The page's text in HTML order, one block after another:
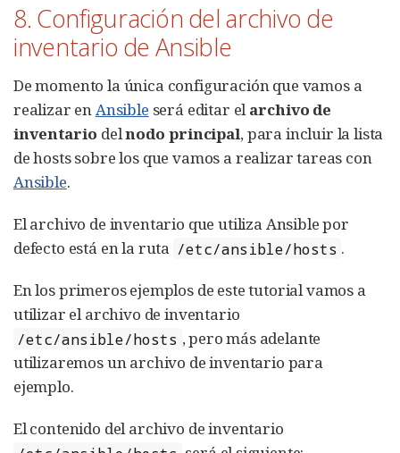
8. Configuración del archivo de
inventario de Ansible
De momento la única configuración que vamos a
realizar enAnsible será editar elarchivo de
inventario delnodo principal, para incluir la lista
de hosts sobre los que vamos a realizar tareas con
Ansible.
El archivo de inventario que utiliza Ansible por
defecto está en la ruta /etc/ansible/hosts .
En los primeros ejemplos de este tutorial vamos a
utilizar el archivo de inventario
/etc/ansible/hosts , pero más adelante
utilizaremos un archivo de inventario para
ejemplo.
El contenido del archivo de inventario